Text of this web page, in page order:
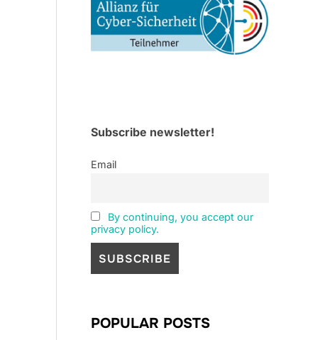
Subscribe newsletter!
Email
By continuing, you accept our
privacy policy.
POPULAR POSTS